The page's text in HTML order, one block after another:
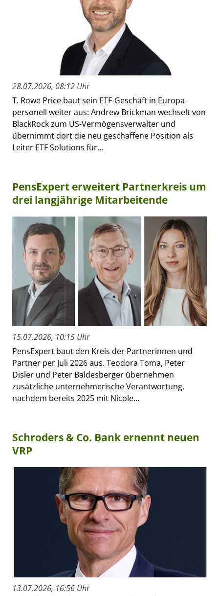
28.07.2026, 08:12 Uhr
T. Rowe Price baut sein ETF-Geschäft in Europa
personell weiter aus: Andrew Brickman wechselt von
BlackRock zum US-Vermögensverwalter und
übernimmt dort die neu geschaffene Position als
Leiter ETF Solutions für...
PensExpert erweitert Partnerkreis um
drei langjährige Mitarbeitende
15.07.2026, 10:15 Uhr
PensExpert baut den Kreis der Partnerinnen und
Partner per Juli 2026 aus. Teodora Toma, Peter
Disler und Peter Baldesberger übernehmen
zusätzliche unternehmerische Verantwortung,
nachdem bereits 2025 mit Nicole...
Schroders & Co. Bank ernennt neuen
VRP
13.07.2026, 16:56 Uhr